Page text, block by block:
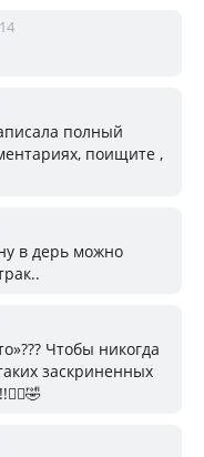
полный
поищите ,
в дерь можно
Чтобы никогда
заскриненных